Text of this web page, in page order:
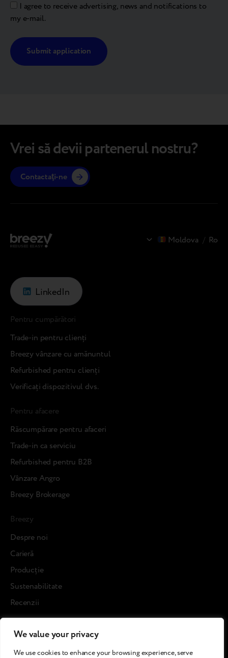
We value your privacy
We use cookies to enhance your browsing experience, serve
I agree to receive advertising, news and notifications to
my e-mail.
Moldova / Ro
Vrei să devii partenerul nostru?
Contactaţi-ne
LinkedIn
Pentru cumpărători
Trade-in pentru clienți
Breezy vânzare cu amănuntul
Refurbished pentru clienți
Verificați dispozitivul dvs.
Pentru afacere
Răscumpărare pentru afaceri
Trade-in ca serviciu
Refurbished pentru B2B
Vânzare Angro
Breezy Brokerage
Breezy
Despre noi
Carieră
Producție
Sustenabilitate
Recenzii